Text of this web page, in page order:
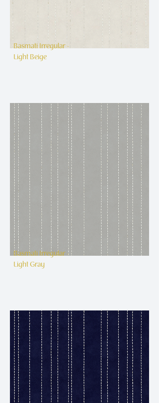
Basmati Irregular -
Light Beige
Basmati Irregular -
Light Gray